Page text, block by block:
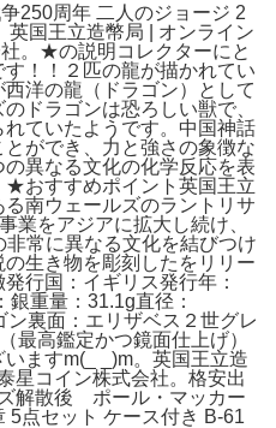
250周年 二人のジョージ 2
国王立造幣局 | オンライン
。★の説明コレクターにと
！！２匹の龍が描かれてい
洋の龍（ドラゴン）として
ドラゴンは恐ろしい獣で、
ていたようです。中国神話
ができ、力と強さの象徴な
異なる文化の化学反応を表
★おすすめポイント英国王立
南ウェールズのラントリサ
業をアジアに拡大し続け、
常に異なる文化を結びつけ
生き物を彫刻したをリリー
行国：イギリス発行年：
重量：31.1g直径：
裏面：エリザベス２世グレ
最高鑑定かつ鏡面仕上げ）
ますm(_ _)m。英国王立造
星コイン株式会社。格安出
解散後 ポール・マッカー
5点セット ケース付き B-61